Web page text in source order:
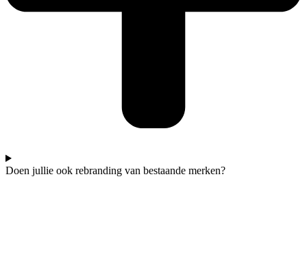
Doen jullie ook rebranding van bestaande merken?